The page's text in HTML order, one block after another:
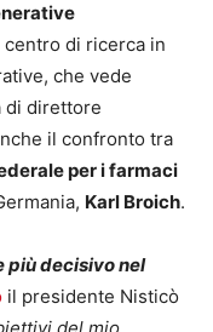
centro di ricerca in
che vede
di direttore
il confronto tra
per i farmaci
Karl Broich.
più decisivo nel
il presidente Nisticò